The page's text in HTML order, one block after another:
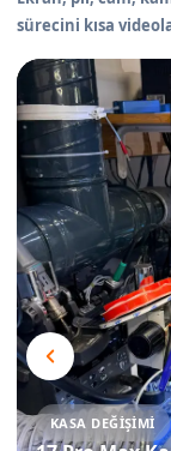
sürecini kısa
KASA DEĞIŞIMI